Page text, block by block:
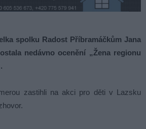
spolku Radost Příbramáčkům Jana
nedávno ocenění „Žena regionu
zastihli na akci pro děti v Lazsku